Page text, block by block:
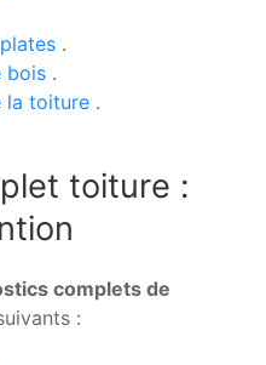
.
bois .
la toiture .
toiture :
complets de
: